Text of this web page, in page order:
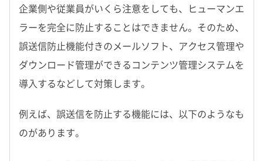
企業側や従業員がいくら注意をしても、ヒューマンエ
ラーを完全に防止することはできません。そのため、
誤送信防止機能付きのメールソフト、アクセス管理や
ダウンロード管理ができるコンテンツ管理システムを
導入するなどして対策します。
例えば、誤送信を防止する機能には、以下のようなも
のがあります。